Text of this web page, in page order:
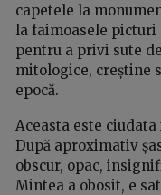
capetele la
la faimoasele picturi
pentru a privi sute
mitologice, creștine
epocă.
Aceasta este
După aproximativ
obscur, opac,
Mintea a obosit, e